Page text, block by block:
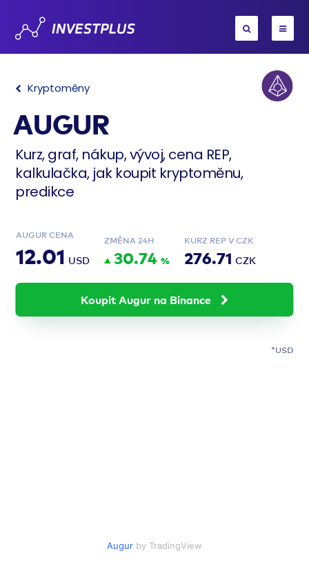
Kryptoměny
AUGUR
Kurz, graf, nákup, vývoj, cena REP,
kalkulačka, jak koupit kryptoměnu,
predikce
AUGUR CENA
12.01 USD
KURZ REP V CZK
276.71 CZK
ZMĚNA 24H
30.74 %
Koupit Augur na Binance
USD
Augur by TradingView